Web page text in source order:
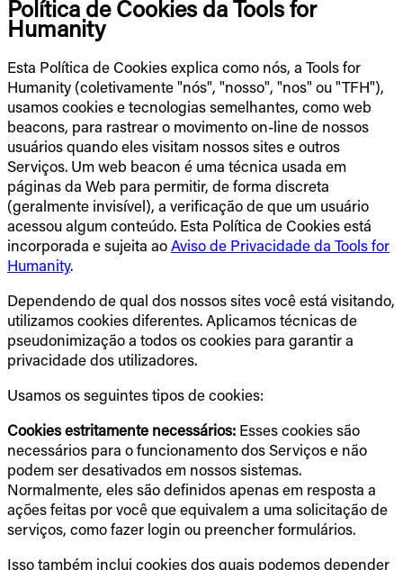
Política de Cookies da Tools for
Humanity
Esta Política de Cookies explica como nós, a Tools for
Humanity (coletivamente "nós", "nosso", "nos" ou "TFH"),
usamos cookies e tecnologias semelhantes, como web
beacons, para rastrear o movimento on-line de nossos
usuários quando eles visitam nossos sites e outros
Serviços. Um web beacon é uma técnica usada em
páginas da Web para permitir, de forma discreta
(geralmente invisível), a verificação de que um usuário
acessou algum conteúdo. Esta Política de Cookies está
incorporada e sujeita aoAviso de Privacidade da Tools for
Humanity.
Dependendo de qual dos nossos sites você está visitando,
utilizamos cookies diferentes. Aplicamos técnicas de
pseudonimização a todos os cookies para garantir a
privacidade dos utilizadores.
Usamos os seguintes tipos de cookies:
Cookies estritamente necessários: Esses cookies são
necessários para o funcionamento dos Serviços e não
podem ser desativados em nossos sistemas.
Normalmente, eles são definidos apenas em resposta a
ações feitas por você que equivalem a uma solicitação de
serviços, como fazer login ou preencher formulários.
Isso também inclui cookies dos quais podemos depender